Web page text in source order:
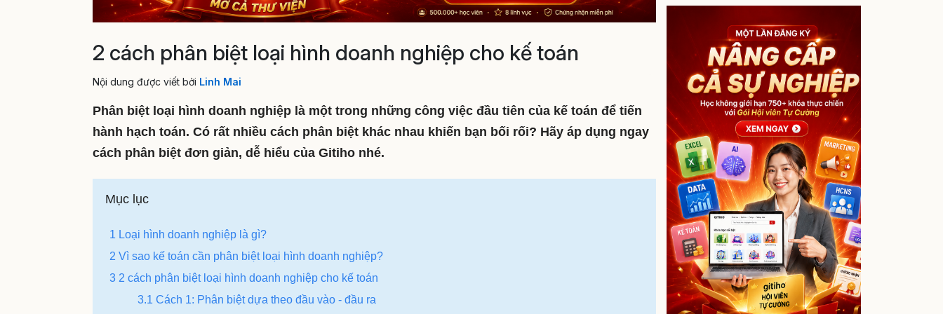
2 cách phân biệt loại hình doanh nghiệp cho kế toán
Nội dung được viết bởi Linh Mai
Phân biệt loại hình doanh nghiệp là một trong những công việc đầu tiên của kế toán để tiến
hành hạch toán. Có rất nhiều cách phân biệt khác nhau khiến bạn bối rối? Hãy áp dụng ngay
cách phân biệt đơn giản, dễ hiểu của Gitiho nhé.
Mục lục
1 Loại hình doanh nghiệp là gì?
2 Vì sao kế toán cần phân biệt loại hình doanh nghiệp?
3 2 cách phân biệt loại hình doanh nghiệp cho kế toán
3.1 Cách 1: Phân biệt dựa theo đầu vào - đầu ra